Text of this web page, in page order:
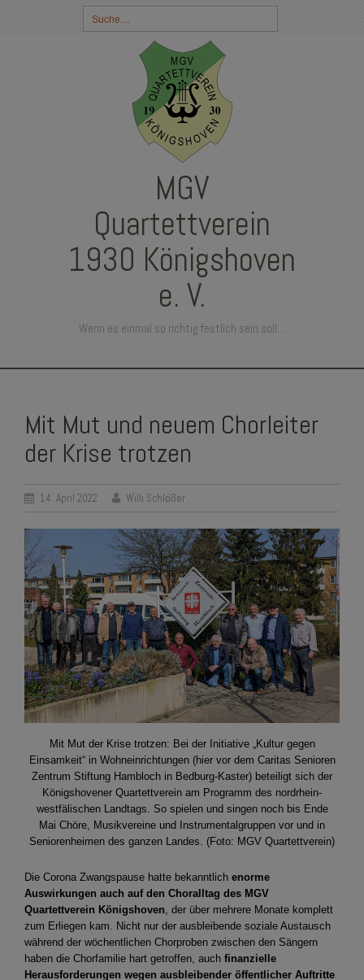
Suchbegriff
eingeben:
MGV
Quartettverein
1930 Königshoven
e. V.
Wenn es einmal so richtig festlich sein soll…
CONTENT
Mit Mut und neuem Chorleiter
der Krise trotzen
14. April 2022 Willi Schlößer
Mit Mut der Krise trotzen: Bei der Initiative „Kultur gegen
Einsamkeit“ in Wohneinrichtungen (hier vor dem Caritas Senioren
Zentrum Stiftung Hambloch in Bedburg-Kaster) beteiligt sich der
Königshovener Quartettverein am Programm des nordrhein-
westfälischen Landtags. So spielen und singen noch bis Ende
Mai Chöre, Musikvereine und Instrumentalgruppen vor und in
Seniorenheimen des ganzen Landes. (Foto: MGV Quartettverein)
Die Corona Zwangspause hatte bekanntlich enorme
Auswirkungen auch auf den Choralltag des MGV
Quartettverein Königshoven, der über mehrere Monate komplett
zum Erliegen kam. Nicht nur der ausbleibende soziale Austausch
während der wöchentlichen Chorproben zwischen den Sängern
haben die Chorfamilie hart getroffen, auch finanzielle
Herausforderungen wegen ausbleibender öffentlicher Auftritte